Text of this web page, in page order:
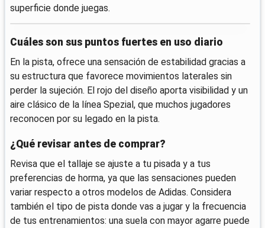
superficie donde juegas.
Cuáles son sus puntos fuertes en uso diario
En la pista, ofrece una sensación de estabilidad gracias a
su estructura que favorece movimientos laterales sin
perder la sujeción. El rojo del diseño aporta visibilidad y un
aire clásico de la línea Spezial, que muchos jugadores
reconocen por su legado en la pista.
¿Qué revisar antes de comprar?
Revisa que el tallaje se ajuste a tu pisada y a tus
preferencias de horma, ya que las sensaciones pueden
variar respecto a otros modelos de Adidas. Considera
también el tipo de pista donde vas a jugar y la frecuencia
de tus entrenamientos: una suela con mayor agarre puede